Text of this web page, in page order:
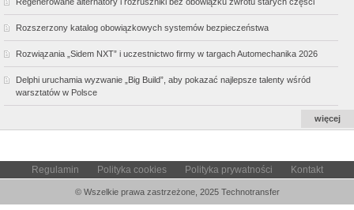
Rozszerzony katalog obowiązkowych systemów bezpieczeństwa
Rozwiązania „Sidem NXT” i uczestnictwo firmy w targach Automechanika 2026
Delphi uruchamia wyzwanie „Big Build”, aby pokazać najlepsze talenty wśród
warsztatów w Polsce
więcej
Regulamin Polityka cookies Polityka prywatności Kontakt
© Wszelkie prawa zastrzeżone, 2025 Technotransfer